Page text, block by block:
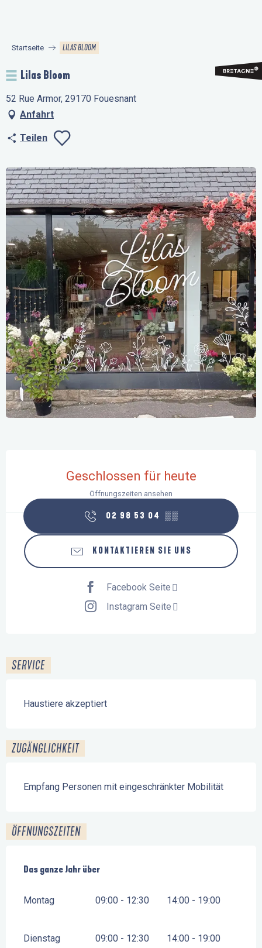
principal
Startseite LILAS BLOOM
Lilas Bloom
52 Rue Armor, 29170 Fouesnant
Anfahrt
Teilen
Geschlossen für heute
Öffnungszeiten ansehen
02 98 53 04 ▒▒
KONTAKTIEREN SIE UNS
Facebook Seite
Instagram Seite
SERVICE
Haustiere akzeptiert
ZUGÄNGLICHKEIT
Empfang Personen mit eingeschränkter Mobilität
ÖFFNUNGSZEITEN
Das ganze Jahr über
Das ganze Jahr über
Montag 09:00 - 12:30 14:00 - 19:00
Dienstag 09:00 - 12:30 14:00 - 19:00